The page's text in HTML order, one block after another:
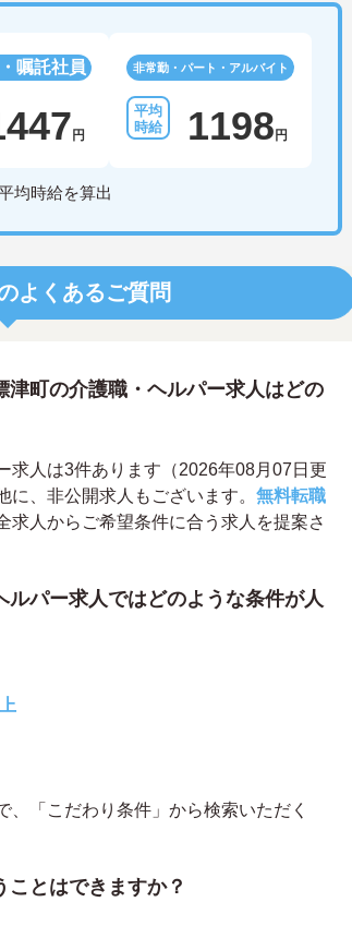
嘱託社員
円
非常勤・パート・アルバイト
1198円
均時給を算出
よくあるご質問
町の介護職・ヘルパー求人はどの
求人は3件あります（2026年08月07日更
、非公開求人もございます。 無料転職
求人からご希望条件に合う求人を提案さ
パー求人ではどのような条件が人
「こだわり条件」から検索いただく
とはできますか？